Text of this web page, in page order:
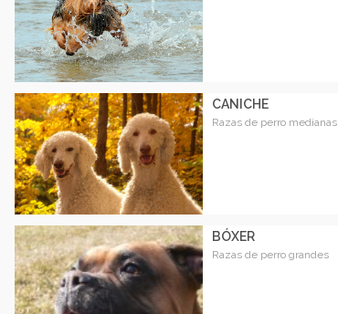
CANICHE
Razas de perro medianas
BÓXER
Razas de perro grandes